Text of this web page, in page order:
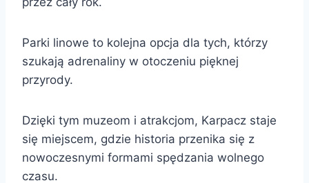
Parki linowe to kolejna opcja dla tych, którzy
szukają adrenaliny w otoczeniu pięknej
przyrody.
Dzięki tym muzeom i atrakcjom, Karpacz staje
się miejscem, gdzie historia przenika się z
nowoczesnymi formami spędzania wolnego
czasu.